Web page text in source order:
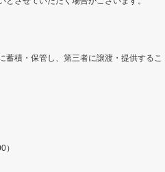
蓄積・保管し、第三者に譲渡・提供するこ
）